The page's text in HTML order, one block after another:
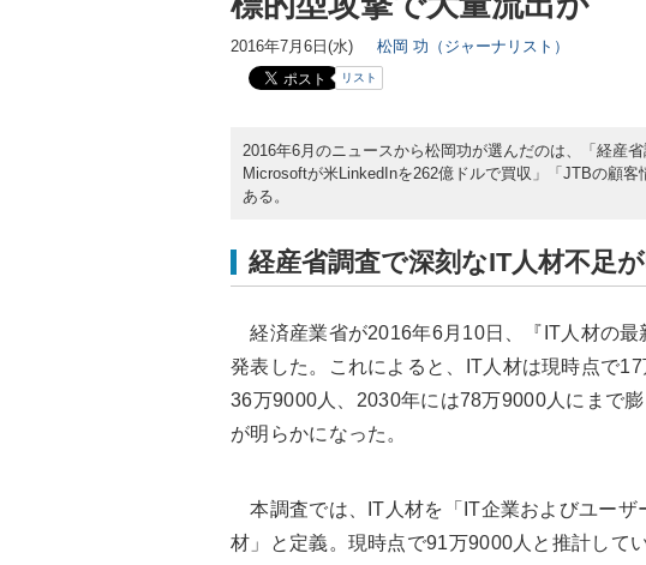
2016年7月6日(水) 松岡 功（ジャーナリスト）
リスト
2016年6月のニュースから松岡功が選んだのは、「経産
Microsoftが米LinkedInを262億ドルで買収」「JTBの顧
ある。
経産省調査で深刻なIT人材不足
経済産業省が2016年6月10日、『IT人材の最
発表した。これによると、IT人材は現時点で
36万9000人、2030年には78万9000人にまで
が明らかになった。
本調査では、IT人材を「IT企業およびユーザ
材」と定義。現時点で91万9000人と推計して